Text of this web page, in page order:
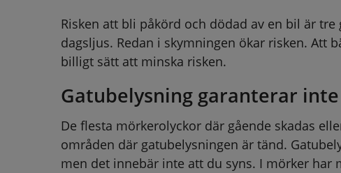
Risken att bli påkörd och dödad av en bil är
dagsljus. Redan i skymningen ökar risken. Att
billigt sätt att minska risken.
Gatubelysning garanterar
De flesta mörkerolyckor där gående skadas
områden där gatubelysningen är tänd.
men det innebär inte att du syns. I mörker har